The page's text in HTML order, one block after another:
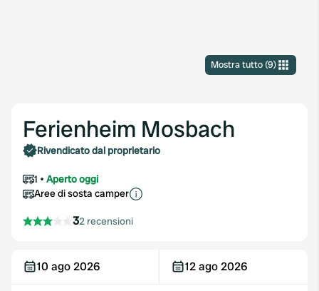
Mostra tutto(9)
Ferienheim Mosbach
Rivendicato dal proprietario
1
Aperto oggi
Aree di sosta camper
32 recensioni
10 ago 2026 12 ago 2026